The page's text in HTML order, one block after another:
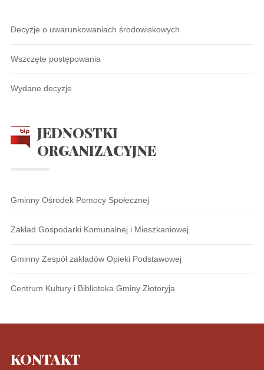
Decyzje o uwarunkowaniach środowiskowych
Wszczęte postępowania
Wydane decyzje
JEDNOSTKI
ORGANIZACYJNE
Gminny Ośrodek Pomocy Społecznej
Zakład Gospodarki Komunalnej i Mieszkaniowej
Gminny Zespół zakładów Opieki Podstawowej
Centrum Kultury i Biblioteka Gminy Złotoryja
KONTAKT